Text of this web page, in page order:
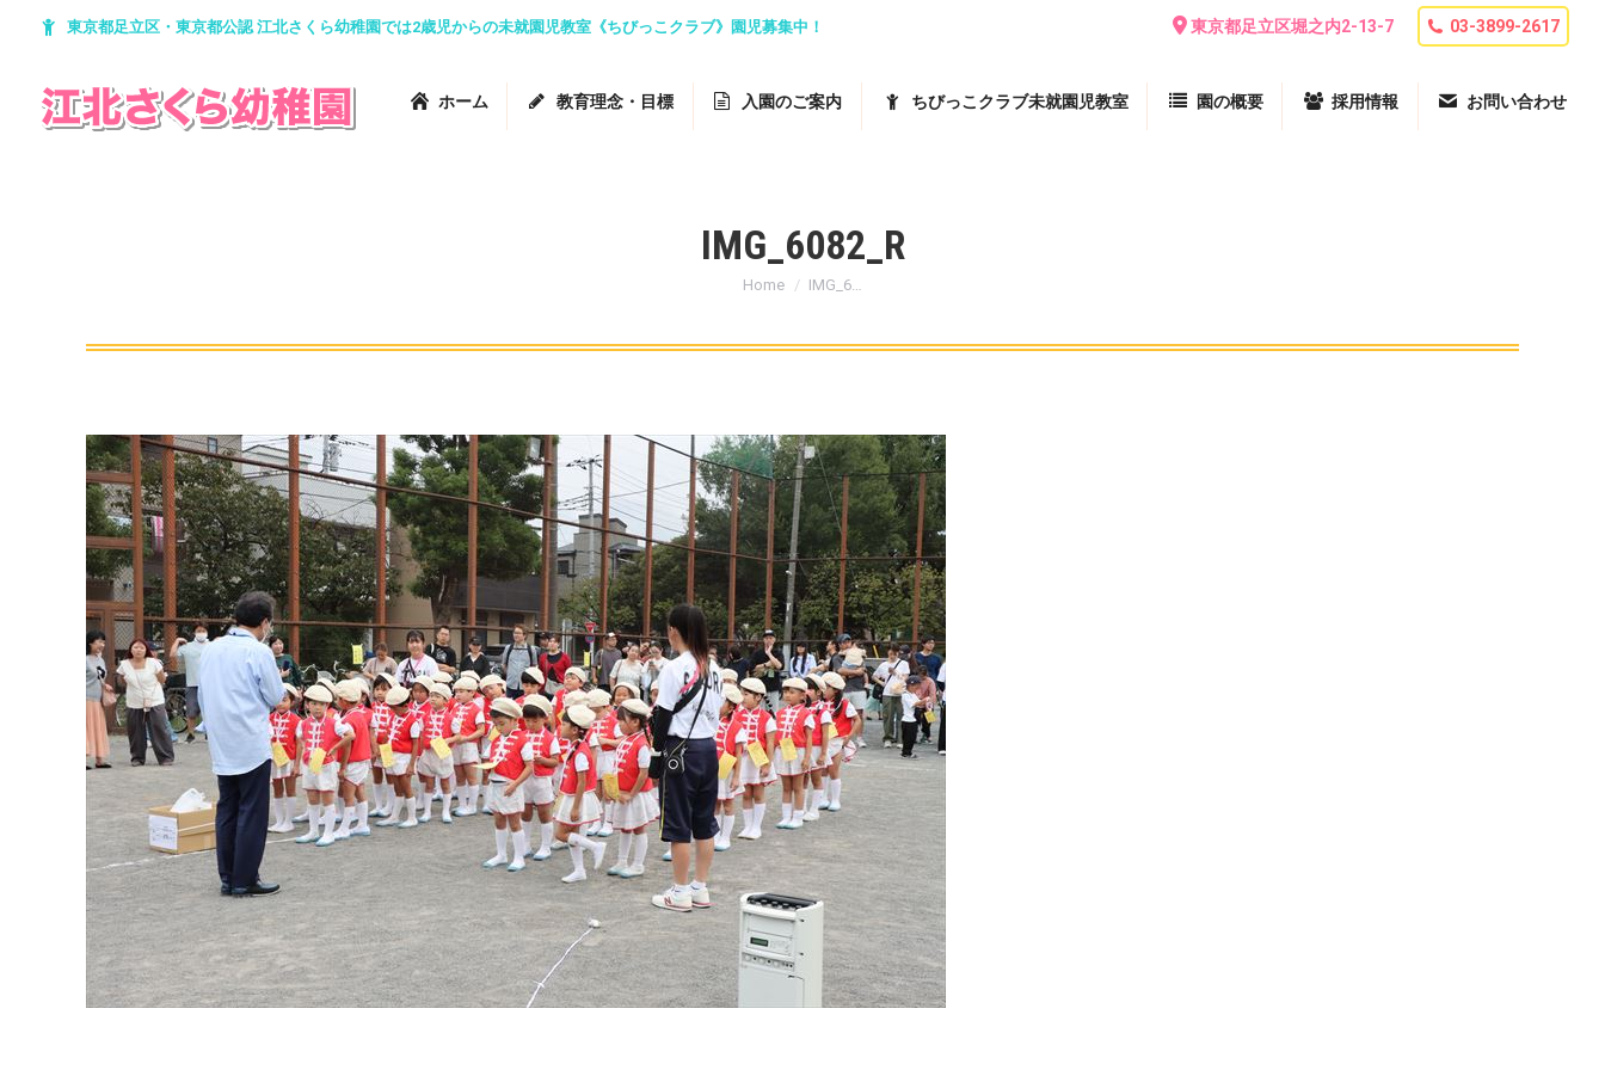
東京都足立区・東京都公認 江北さくら幼稚園では2歳児からの未就園児教室《ちびっこクラブ》園児募集中！ 東京都足立区堀之内2-13-7 03-3899-2617
ホーム 教育理念・目標 入園のご案内 ちびっこクラブ未就園児教室 園の概要 採用情報 お問い合わせ
IMG_6082_R
You are here:
Home IMG_6…